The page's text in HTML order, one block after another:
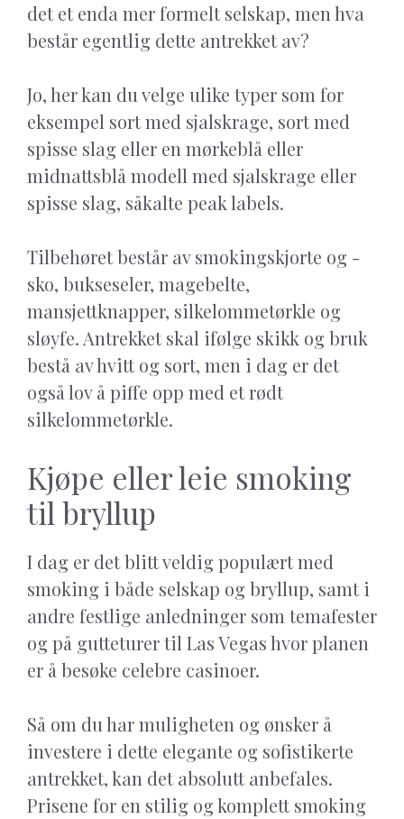
det et enda mer formelt selskap, men hva
består egentlig dette antrekket av?
Jo, her kan du velge ulike typer som for
eksempel sort med sjalskrage, sort med
spisse slag eller en mørkeblå eller
midnattsblå modell med sjalskrage eller
spisse slag, såkalte peak labels.
Tilbehøret består av smokingskjorte og -
sko, bukseseler, magebelte,
mansjettknapper, silkelommetørkle og
sløyfe. Antrekket skal ifølge skikk og bruk
bestå av hvitt og sort, men i dag er det
også lov å piffe opp med et rødt
silkelommetørkle.
Kjøpe eller leie smoking
til bryllup
I dag er det blitt veldig populært med
smoking i både selskap og bryllup, samt i
andre festlige anledninger som temafester
og på gutteturer til Las Vegas hvor planen
er å besøke celebre casinoer.
Så om du har muligheten og ønsker å
investere i dette elegante og sofistikerte
antrekket, kan det absolutt anbefales.
Prisene for en stilig og komplett smoking